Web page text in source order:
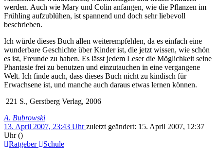
werden. Auch wie Mary und Colin anfangen, wie die Pflanzen im
Frühling aufzublühen, ist spannend und doch sehr liebevoll
beschrieben.
Ich würde dieses Buch allen weiterempfehlen, da es einfach eine
wunderbare Geschichte über Kinder ist, die jetzt wissen, wie schön
es ist, Freunde zu haben. Es lässt jedem Leser die Möglichkeit seine
Phantasie frei zu benutzen und einzutauchen in eine vergangene
Welt. Ich finde auch, dass dieses Buch nicht zu kindisch für
Erwachsene ist, und manche auch daraus etwas lernen können.
221 S., Gerstberg Verlag, 2006
A. Bubrowski
13. April 2007, 23:43 Uhrzuletzt geändert: 15. April 2007, 12:37
Uhr()
Ratgeber
Schule